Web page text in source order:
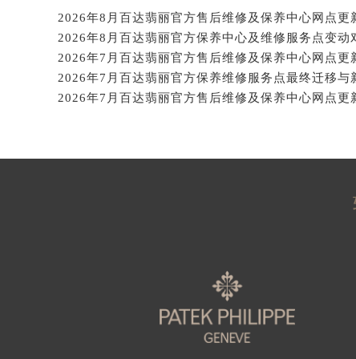
辽宁省沈阳市沈河区中街路137号
辽宁省沈阳市沈河区中街路83号亨
北京市朝阳区建国门外大街甲6号华
北京市东城区东长安街1号王府井东
河北省保定市竞秀区朝阳北大街北
内蒙古自治区赤峰市红山区哈达街
内蒙古自治区鄂尔多斯市东胜区伊
内蒙古自治区呼伦贝尔市海拉尔区
内蒙古自治区乌海市海勃湾区人民
内蒙古自治区乌兰察布市集宁区恩
内蒙古自治区锡林郭勒盟市锡林浩